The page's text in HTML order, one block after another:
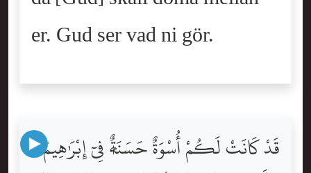
er. Gud ser vad ni gör.
قَدْ كَانَتْ لَكُمْ أُسْوَةٌ حَسَنَةٌۭ فِىٓ إِبْرَٰهِيمَ